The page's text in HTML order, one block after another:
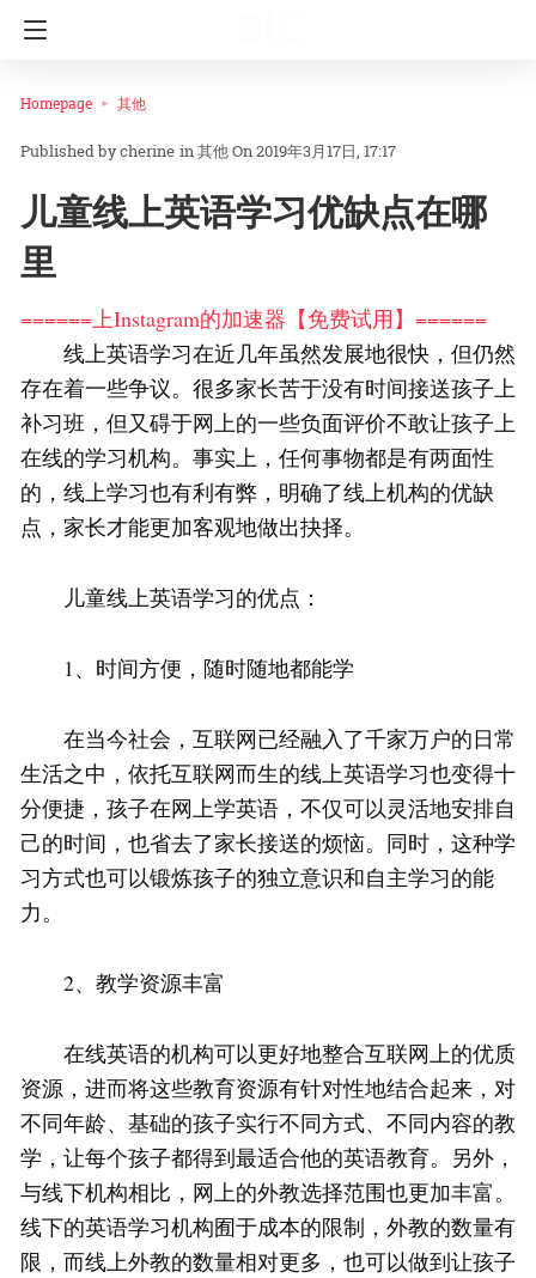
Homepage 其他
cherine in其他On 2019年3月17日, 17:17
儿童线上英语学习优缺点在哪
里
======上Instagram的加速器【免费试用】======
线上英语学习在近几年虽然发展地很快，但仍然
存在着一些争议。很多家长苦于没有时间接送孩子上
补习班，但又碍于网上的一些负面评价不敢让孩子上
在线的学习机构。事实上，任何事物都是有两面性
的，线上学习也有利有弊，明确了线上机构的优缺
点，家长才能更加客观地做出抉择。
儿童线上英语学习的优点：
1、时间方便，随时随地都能学
在当今社会，互联网已经融入了千家万户的日常
生活之中，依托互联网而生的线上英语学习也变得十
分便捷，孩子在网上学英语，不仅可以灵活地安排自
己的时间，也省去了家长接送的烦恼。同时，这种学
习方式也可以锻炼孩子的独立意识和自主学习的能
力。
2、教学资源丰富
在线英语的机构可以更好地整合互联网上的优质
资源，进而将这些教育资源有针对性地结合起来，对
不同年龄、基础的孩子实行不同方式、不同内容的教
学，让每个孩子都得到最适合他的英语教育。另外，
与线下机构相比，网上的外教选择范围也更加丰富。
线下的英语学习机构囿于成本的限制，外教的数量有
限，而线上外教的数量相对更多，也可以做到让孩子